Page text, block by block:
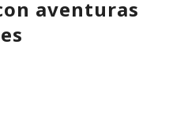
aventuras